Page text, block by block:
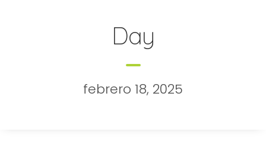
Day
febrero 18, 2025